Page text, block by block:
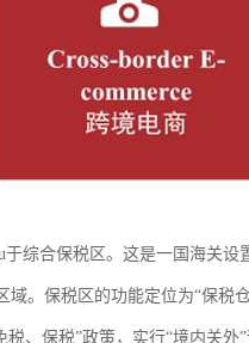
于综合保税区。这是一国海关设
。保税区的功能定位为“保税
、保税”政策，实行“境内关外